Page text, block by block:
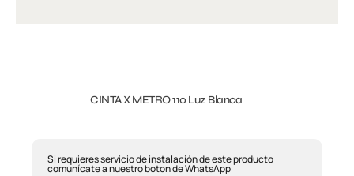
CINTA X METRO 110 Luz Blanca
Si requieres servicio de instalación de este producto
comunícate a nuestro boton de WhatsApp